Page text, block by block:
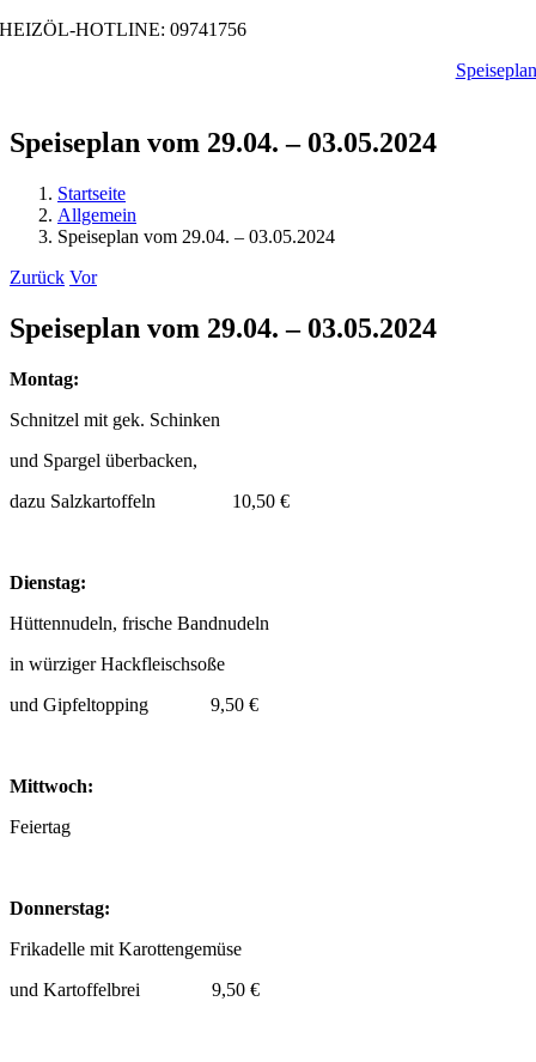
Zum
HEIZÖL-HOTLINE: 09741756
Speiseplan
Speiseplan vom 29.04. – 03.05.2024
Startseite
Allgemein
Speiseplan vom 29.04. – 03.05.2024
Zurück Vor
Speiseplan vom 29.04. – 03.05.2024
Montag:
Schnitzel mit gek. Schinken
und Spargel überbacken,
dazu Salzkartoffeln 10,50 €
Dienstag:
Hüttennudeln, frische Bandnudeln
in würziger Hackfleischsoße
und Gipfeltopping 9,50 €
Mittwoch:
Feiertag
Donnerstag:
Frikadelle mit Karottengemüse
und Kartoffelbrei 9,50 €